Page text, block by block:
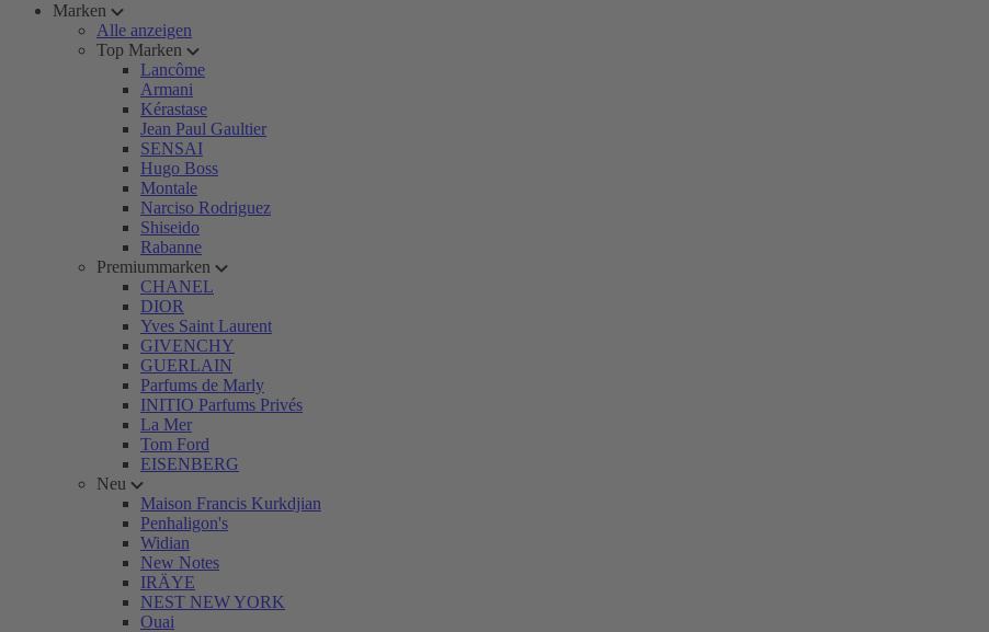
Marken
Alle anzeigen
Top Marken
Lancôme
Armani
Kérastase
Jean Paul Gaultier
SENSAI
Hugo Boss
Montale
Narciso Rodriguez
Shiseido
Rabanne
Premiummarken
CHANEL
DIOR
Yves Saint Laurent
GIVENCHY
GUERLAIN
Parfums de Marly
INITIO Parfums Privés
La Mer
Tom Ford
EISENBERG
Neu
Maison Francis Kurkdjian
Penhaligon's
Widian
New Notes
IRÄYE
NEST NEW YORK
Ouai